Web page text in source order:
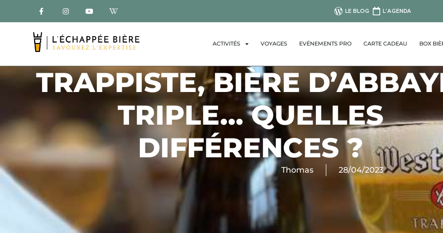
LE BLOG L'AGENDA
ACTIVITÉS VOYAGES EVÉNEMENTS PRO CARTE CADEAU BOX
TRAPPISTE, BIÈRE
TRIPLE… QUELLES
DIFFÉRENCES ?
Thomas 28/04/2023